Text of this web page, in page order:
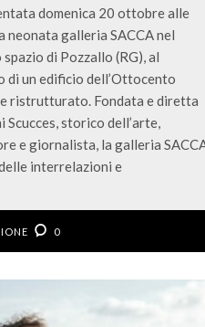
domenica 20 ottobre alle
neonata galleria SACCA nel
di Pozzallo (RG), al
di un edificio dell’Ottocento
ristrutturato. Fondata e diretta
Scucces, storico dell’arte,
e giornalista, la galleria
interrelazioni e
0